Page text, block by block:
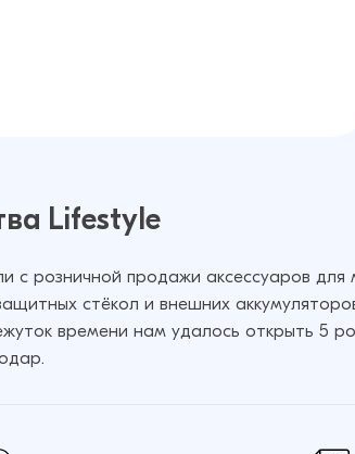
Lifestyle
с розничной продажи аксессуаров для
стёкол и внешних
времени нам удалось открыть 5